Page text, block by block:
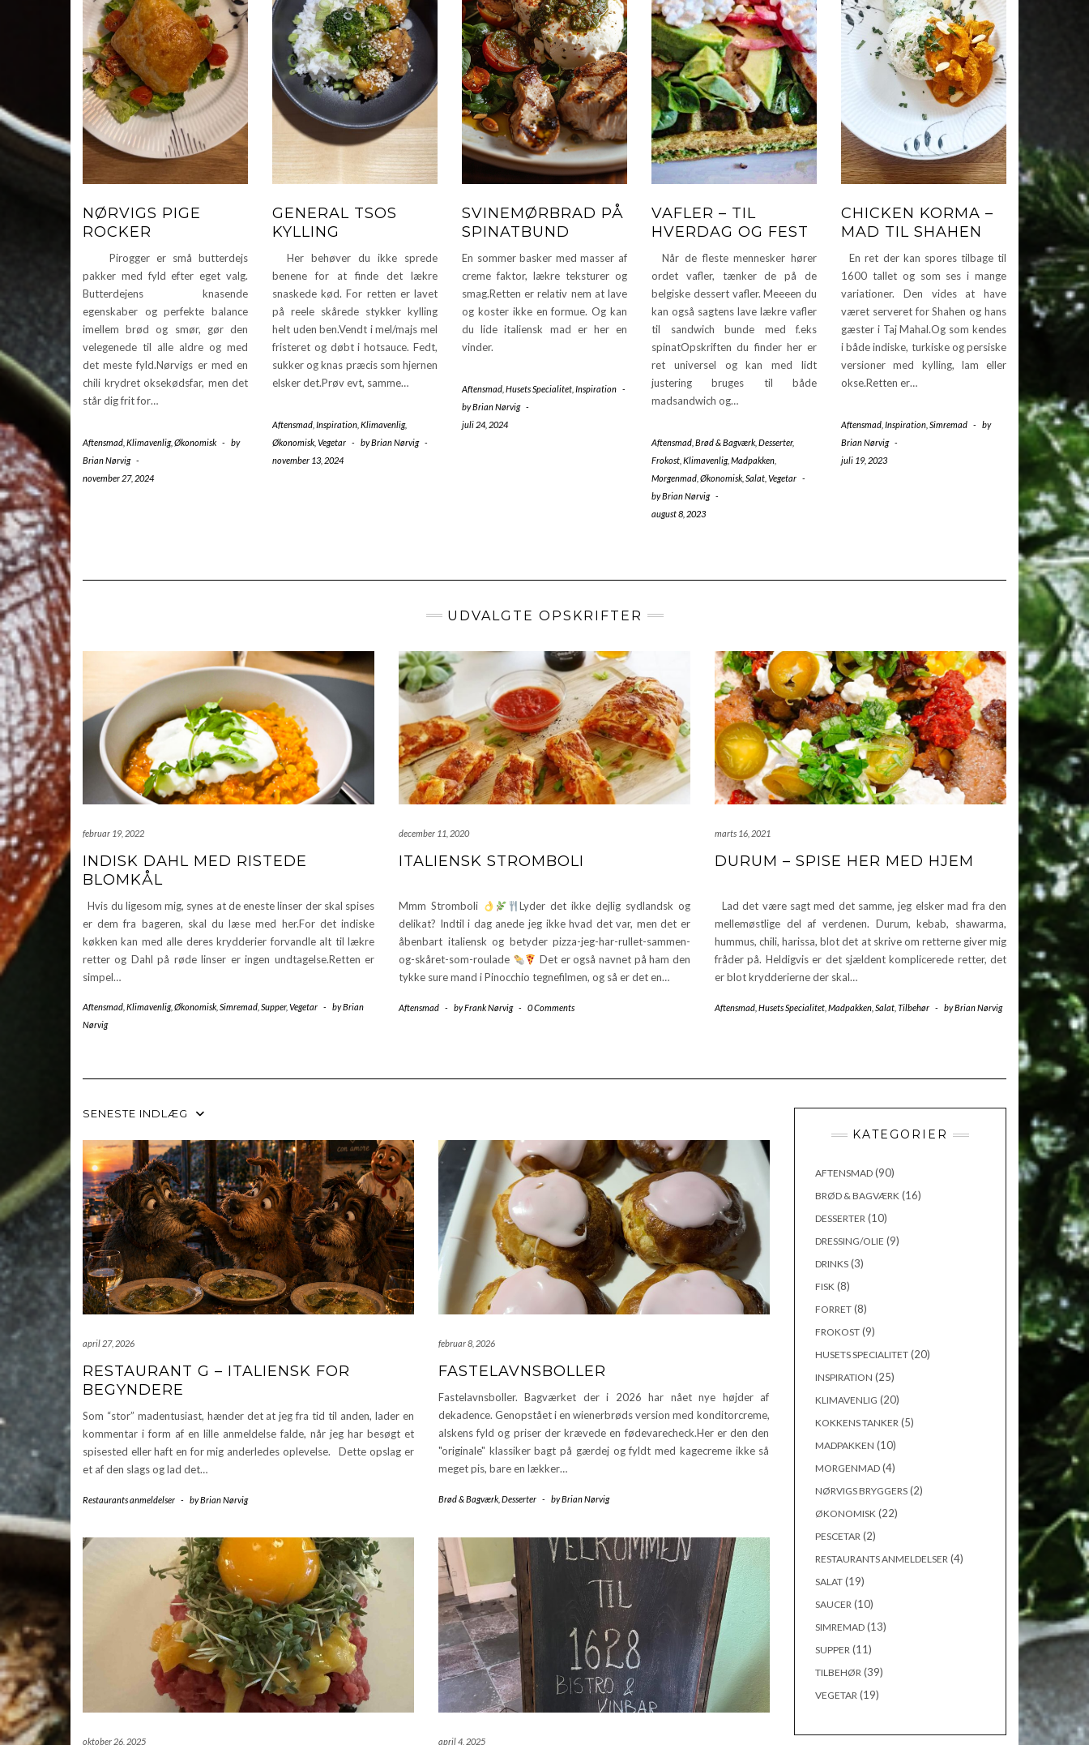
NØRVIGS PIGE
ROCKER
Pirogger er små butterdejs
pakker med fyld efter eget valg.
Butterdejens knasende
egenskaber og perfekte balance
imellem brød og smør, gør den
velegenede til alle aldre og med
det meste fyld.Nørvigs er med en
chili krydret oksekødsfar, men det
står dig frit for…
Aftensmad Klimavenlig, Økonomisk -
by
Brian Nørvig -
november 27, 2024
GENERAL TSOS
KYLLING
Her behøver du ikke sprede
benene for at finde det lækre
snaskede kød. For retten er lavet
på reele skårede stykker kylling
helt uden ben.Vendt i mel/majs mel
fristeret og døbt i hotsauce. Fedt,
sukker og knas præcis som hjernen
elsker det.Prøv evt, samme…
Aftensmad Inspiration Klimavenlig,
Økonomisk Vegetar - byBrian Nørvig -
november 13, 2024
SVINEMØRBRAD PÅ
SPINATBUND
En sommer basker med masser af
creme faktor, lækre teksturer og
smag.Retten er relativ nem at lave
og koster ikke en formue. Og kan
du lide italiensk mad er her en
vinder.
Aftensmad Husets Specialitet Inspiration -
byBrian Nørvig -
juli 24, 2024
VAFLER – TIL
HVERDAG OG FEST
Når de fleste mennesker hører
ordet vafler, tænker de på de
belgiske dessert vafler. Meeeen du
kan også sagtens lave lækre vafler
til sandwich bunde med f.eks
spinatOpskriften du finder her er
ret universel og kan med lidt
justering bruges til både
madsandwich og…
Aftensmad Brød & Bagværk Desserter,
Frokost Klimavenlig, Madpakken
Morgenmad Økonomisk Salat Vegetar -
byBrian Nørvig -
august 8, 2023
CHICKEN KORMA –
MAD TIL SHAHEN
En ret der kan spores tilbage til
1600 tallet og som ses i mange
variationer. Den vides at have
været serveret for Shahen og hans
gæster i Taj Mahal.Og som kendes
i både indiske, turkiske og persiske
versioner med kylling, lam eller
okse.Retten er…
Aftensmad Inspiration Simremad -
by
Brian Nørvig -
juli 19, 2023
UDVALGTE OPSKRIFTER
februar 19, 2022
INDISK DAHL MED RISTEDE
BLOMKÅL
Hvis du ligesom mig, synes at de eneste linser der skal spises
er dem fra bageren, skal du læse med her.For det indiske
køkken kan med alle deres krydderier forvandle alt til lækre
retter og Dahl på røde linser er ingen undtagelse.Retten er
simpel…
Aftensmad Klimavenlig, Økonomisk Simremad Supper, Vegetar - byBrian
Nørvig
december 11, 2020
ITALIENSK STROMBOLI
Mmm Stromboli
Lyder det ikke dejlig sydlandsk og
delikat? Indtil i dag anede jeg ikke hvad det var, men det er
åbenbart italiensk og betyder pizza-jeg-har-rullet-sammen-
og-skåret-som-roulade
Det er også navnet på ham den
tykke sure mand i Pinocchio tegnefilmen, og så er det en…
Aftensmad - byFrank Nørvig - 0 Comments
marts 16, 2021
DURUM – SPISE HER MED HJEM
Lad det være sagt med det samme, jeg elsker mad fra den
mellemøstlige del af verdenen. Durum, kebab, shawarma,
hummus, chili, harissa, blot det at skrive om retterne giver mig
fråder på. Heldigvis er det sjældent komplicerede retter, det
er blot krydderierne der skal…
Aftensmad Husets Specialitet Madpakken Salat Tilbehør - byBrian Nørvig
SENESTE INDLÆG
april 27, 2026
RESTAURANT G – ITALIENSK FOR
BEGYNDERE
Som “stor” madentusiast, hænder det at jeg fra tid til anden, lader en
kommentar i form af en lille anmeldelse falde, når jeg har besøgt et
spisested eller haft en for mig anderledes oplevelse. Dette opslag er
et af den slags og lad det…
Restaurants anmeldelser - byBrian Nørvig
februar 8, 2026
FASTELAVNSBOLLER
Fastelavnsboller. Bagværket der i 2026 har nået nye højder af
dekadence. Genopstået i en wienerbrøds version med konditorcreme,
alskens fyld og priser der krævede en fødevarecheck.Her er den den
"originale" klassiker bagt på gærdej og fyldt med kagecreme ikke så
meget pis, bare en lækker…
Brød & Bagværk, Desserter - byBrian Nørvig
oktober 26, 2025 april 4, 2025
KATEGORIER
AFTENSMAD(90)
BRØD & BAGVÆRK(16)
DESSERTER(10)
DRESSING/OLIE (9)
DRINKS(3)
FISK(8)
FORRET(8)
FROKOST(9)
HUSETS SPECIALITET(20)
INSPIRATION (25)
KLIMAVENLIG (20)
KOKKENS TANKER(5)
MADPAKKEN (10)
MORGENMAD(4)
NØRVIGS BRYGGERS(2)
ØKONOMISK(22)
PESCETAR(2)
RESTAURANTS ANMELDELSER(4)
SALAT(19)
SAUCER(10)
SIMREMAD(13)
SUPPER(11)
TILBEHØR(39)
VEGETAR(19)